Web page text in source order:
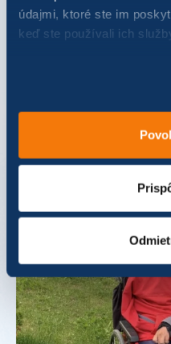
údajmi, ktoré ste im
keď ste používali ich
641
POMOC